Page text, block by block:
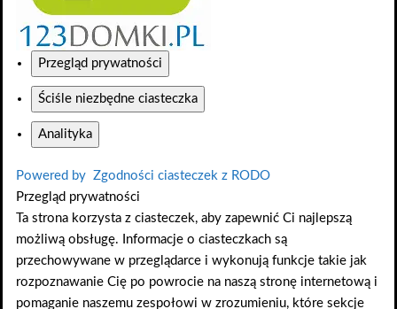
Przegląd prywatności
Ściśle niezbędne ciasteczka
Analityka
Powered by Zgodności ciasteczek z RODO
Przegląd prywatności
Ta strona korzysta z ciasteczek, aby zapewnić Ci najlepszą
możliwą obsługę. Informacje o ciasteczkach są
przechowywane w przeglądarce i wykonują funkcje takie jak
rozpoznawanie Cię po powrocie na naszą stronę internetową i
pomaganie naszemu zespołowi w zrozumieniu, które sekcje